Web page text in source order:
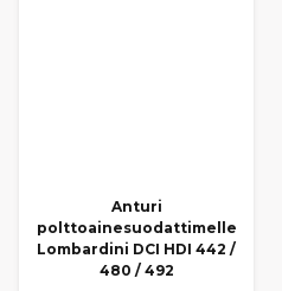
Anturi
polttoainesuodattimelle
Lombardini DCI HDI 442 /
480 / 492